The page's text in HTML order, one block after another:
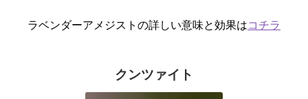
ラベンダーアメジストの詳しい意味と効果はコチラ
クンツァイト